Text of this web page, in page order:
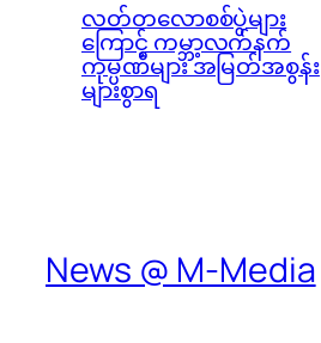
လတ်တလောစစ်ပွဲများ
ကြောင့် ကမ္ဘာ့လက်နက်
ကုမ္ပဏီများ အမြတ်အစွန်း
များစွာရ
News @ M-Media